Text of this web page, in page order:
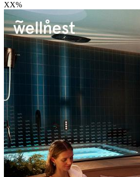
XX%